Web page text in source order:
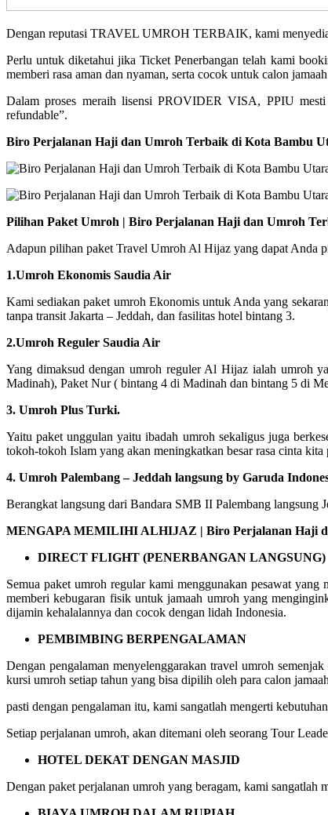
Dengan reputasi TRAVEL UMROH TERBAIK, kami
Perlu untuk diketahui jika Ticket Penerbangan telah kami
memberi rasa aman dan nyaman, serta cocok untuk calon
Dalam proses meraih lisensi PROVIDER VISA, PPIU mesti
refundable”.
Biro Perjalanan Haji dan Umroh Terbaik di Kota Bambu
Pilihan Paket Umroh | Biro Perjalanan Haji dan Umroh
Adapun pilihan paket Travel Umroh Al Hijaz yang dapat Anda
1.Umroh Ekonomis Saudia Air
Kami sediakan paket umroh Ekonomis untuk Anda yang
tanpa transit Jakarta – Jeddah, dan fasilitas hotel bintang 3.
2.Umroh Reguler Saudia Air
Yang dimaksud dengan umroh reguler Al Hijaz ialah umroh
Madinah), Paket Nur ( bintang 4 di Madinah dan bintang 5 di
3. Umroh Plus Turki.
Yaitu paket unggulan yaitu ibadah umroh sekaligus juga
tokoh-tokoh Islam yang akan meningkatkan besar rasa cinta kita
4. Umroh Palembang – Jeddah langsung by Garuda
Berangkat langsung dari Bandara SMB II Palembang langsung
MENGAPA MEMILIHI ALHIJAZ | Biro Perjalanan Haji
DIRECT FLIGHT (PENERBANGAN LANGSUNG)
Semua paket umroh regular kami menggunakan pesawat
memberi kebugaran fisik untuk jamaah umroh yang
dijamin kehalalannya dan cocok dengan lidah Indonesia.
PEMBIMBING BERPENGALAMAN
Dengan pengalaman menyelenggarakan travel umroh
kursi umroh setiap tahun yang bisa dipilih oleh para calon
pasti dengan pengalaman itu, kami sangatlah mengerti
Setiap perjalanan umroh, akan ditemani oleh seorang Tour
HOTEL DEKAT DENGAN MASJID
Dengan paket perjalanan umroh yang beragam, kami sangatlah